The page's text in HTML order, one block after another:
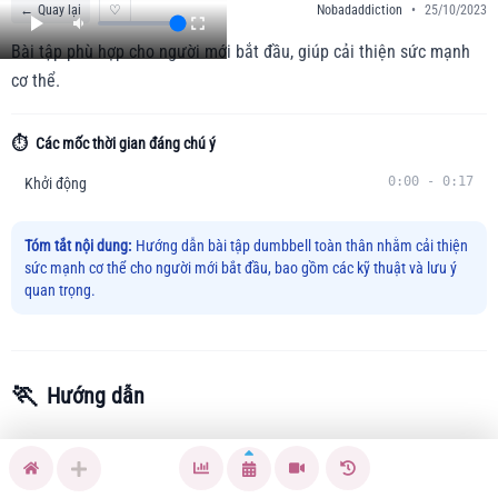
← Quay lại ♡ Nobadaddiction • 25/10/2023
Bài tập phù hợp cho người mới bắt đầu, giúp cải thiện sức mạnh
cơ thể.
⏱️ Các mốc thời gian đáng chú ý
Khởi động 0:00 - 0:17
Tóm tắt nội dung: Hướng dẫn bài tập dumbbell toàn thân nhằm cải thiện
sức mạnh cơ thể cho người mới bắt đầu, bao gồm các kỹ thuật và lưu ý
quan trọng.
🏃 Hướng dẫn
Bài tập dumbbell toàn thân này giúp giải quyết vấn đề sức